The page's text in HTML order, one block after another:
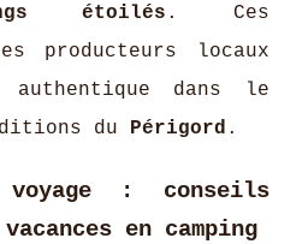
étoilés . Ces
producteurs locaux
authentique dans le
du Périgord .
: conseils
en camping